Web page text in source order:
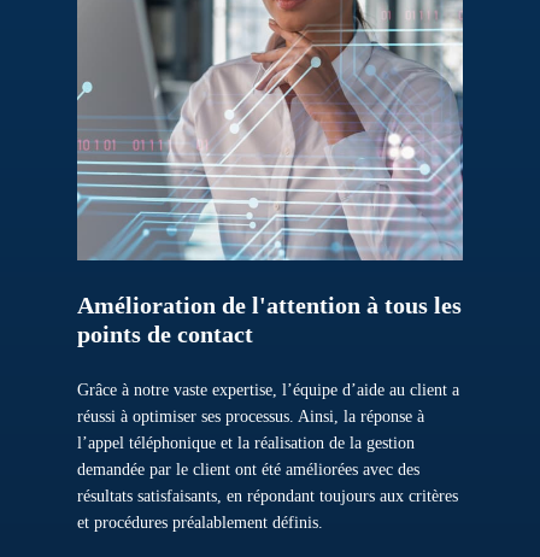
Amélioration de l'attention à tous les
points de contact
Grâce à notre vaste expertise, l’équipe d’aide au client a
réussi à optimiser ses processus. Ainsi, la réponse à
l’appel téléphonique et la réalisation de la gestion
demandée par le client ont été améliorées avec des
résultats satisfaisants, en répondant toujours aux critères
et procédures préalablement définis.